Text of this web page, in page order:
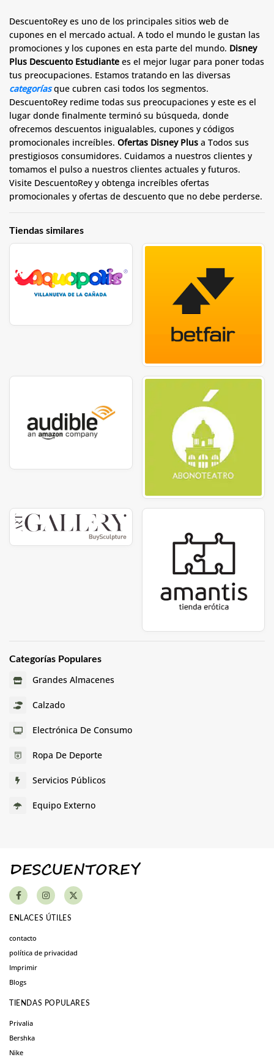
DescuentoRey es uno de los principales sitios web de
cupones en el mercado actual. A todo el mundo le gustan las
promociones y los cupones en esta parte del mundo. Disney
Plus Descuento Estudiante es el mejor lugar para poner todas
tus preocupaciones. Estamos tratando en las diversas
categorías que cubren casi todos los segmentos.
DescuentoRey redime todas sus preocupaciones y este es el
lugar donde finalmente terminó su búsqueda, donde
ofrecemos descuentos inigualables, cupones y códigos
promocionales increíbles. Ofertas Disney Plus a Todos sus
prestigiosos consumidores. Cuidamos a nuestros clientes y
tomamos el pulso a nuestros clientes actuales y futuros.
Visite DescuentoRey y obtenga increíbles ofertas
promocionales y ofertas de descuento que no debe perderse.
Tiendas similares
Categorías Populares
Grandes Almacenes
Calzado
Electrónica De Consumo
Ropa De Deporte
Servicios Públicos
Equipo Externo
ENLACES ÚTILES
contacto
política de privacidad
Imprimir
Blogs
TIENDAS POPULARES
Privalia
Bershka
Nike